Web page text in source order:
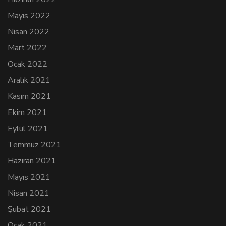
Mayıs 2022
Nisan 2022
Mart 2022
Ocak 2022
Aralık 2021
Kasım 2021
Ekim 2021
Eylül 2021
Temmuz 2021
Haziran 2021
Mayıs 2021
Nisan 2021
Şubat 2021